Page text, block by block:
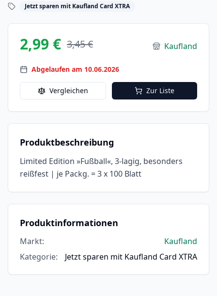
Jetzt sparen mit Kaufland Card XTRA
2,99 € 3,45 € Kaufland
Abgelaufen am 10.06.2026
Vergleichen Zur Liste
Produktbeschreibung
Limited Edition »Fußball«, 3-lagig, besonders
reißfest | je Packg. = 3 x 100 Blatt
Produktinformationen
Markt:
Kaufland
Kategorie: Jetzt sparen mit Kaufland Card XTRA